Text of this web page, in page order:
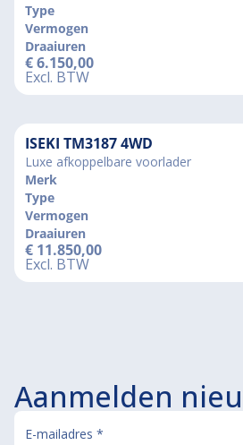
Type
Vermogen
Draaiuren
€6.150,00
Excl. BTW
ISEKI TM3187 4WD
Luxe afkoppelbare voorlader
Merk
Type
Vermogen
Draaiuren
€ 11.850,00
Excl. BTW
Aanmelden